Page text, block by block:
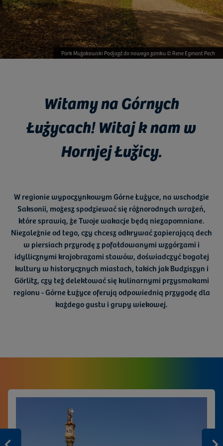
Park Mużakowski Podjazd do nowego zamku © Rene Egmont Pech
Witamy na Górnych
Łużycach! Witaj k nam w
Hornjej Łužicy.
Wregionie wypoczynkowym Górne Łużyce, na wschodzie
Saksonii, możesz spodziewać się różnorodnych wrażeń,
które sprawią, że Twoje wakacje będą niezapomniane.
Niezależnie od tego, czy chcesz odkrywaćzapierającą dech
w piersiach przyrodęz pofałdowanymi wzgórzami i
idyllicznymi krajobrazami stawów, doświadczyćbogatej
kultury w historycznych miastach, takich jak Budziszyn i
Görlitz, czy też delektować się kulinarnymi przysmakami
regionu - Górne Łużyce oferują odpowiednią przygodę dla
każdego gustu i grupy wiekowej.